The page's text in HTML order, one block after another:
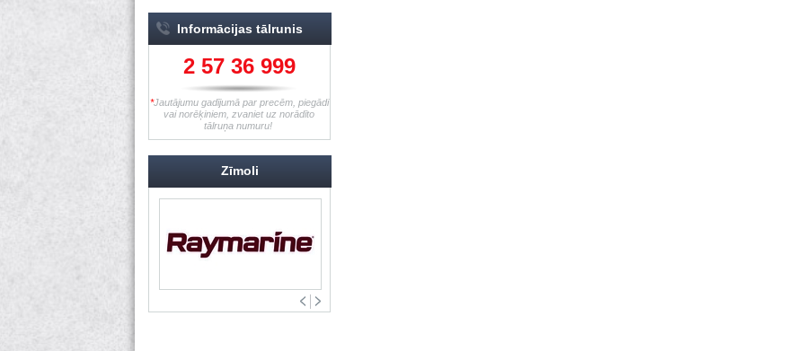
Informācijas tālrunis
2 57 36 999
*Jautājumu gadījumā par precēm, piegādi
vai norēķiniem, zvaniet uz norādīto
tālruņa numuru!
Zīmoli